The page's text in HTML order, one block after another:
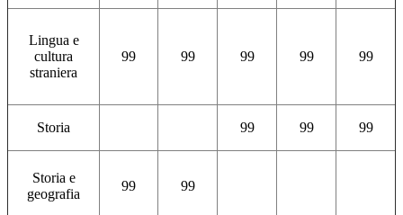
Lingua e
cultura
straniera
99 99 99 99 99
Storia 99 99 99
Storia e
geografia
99 99